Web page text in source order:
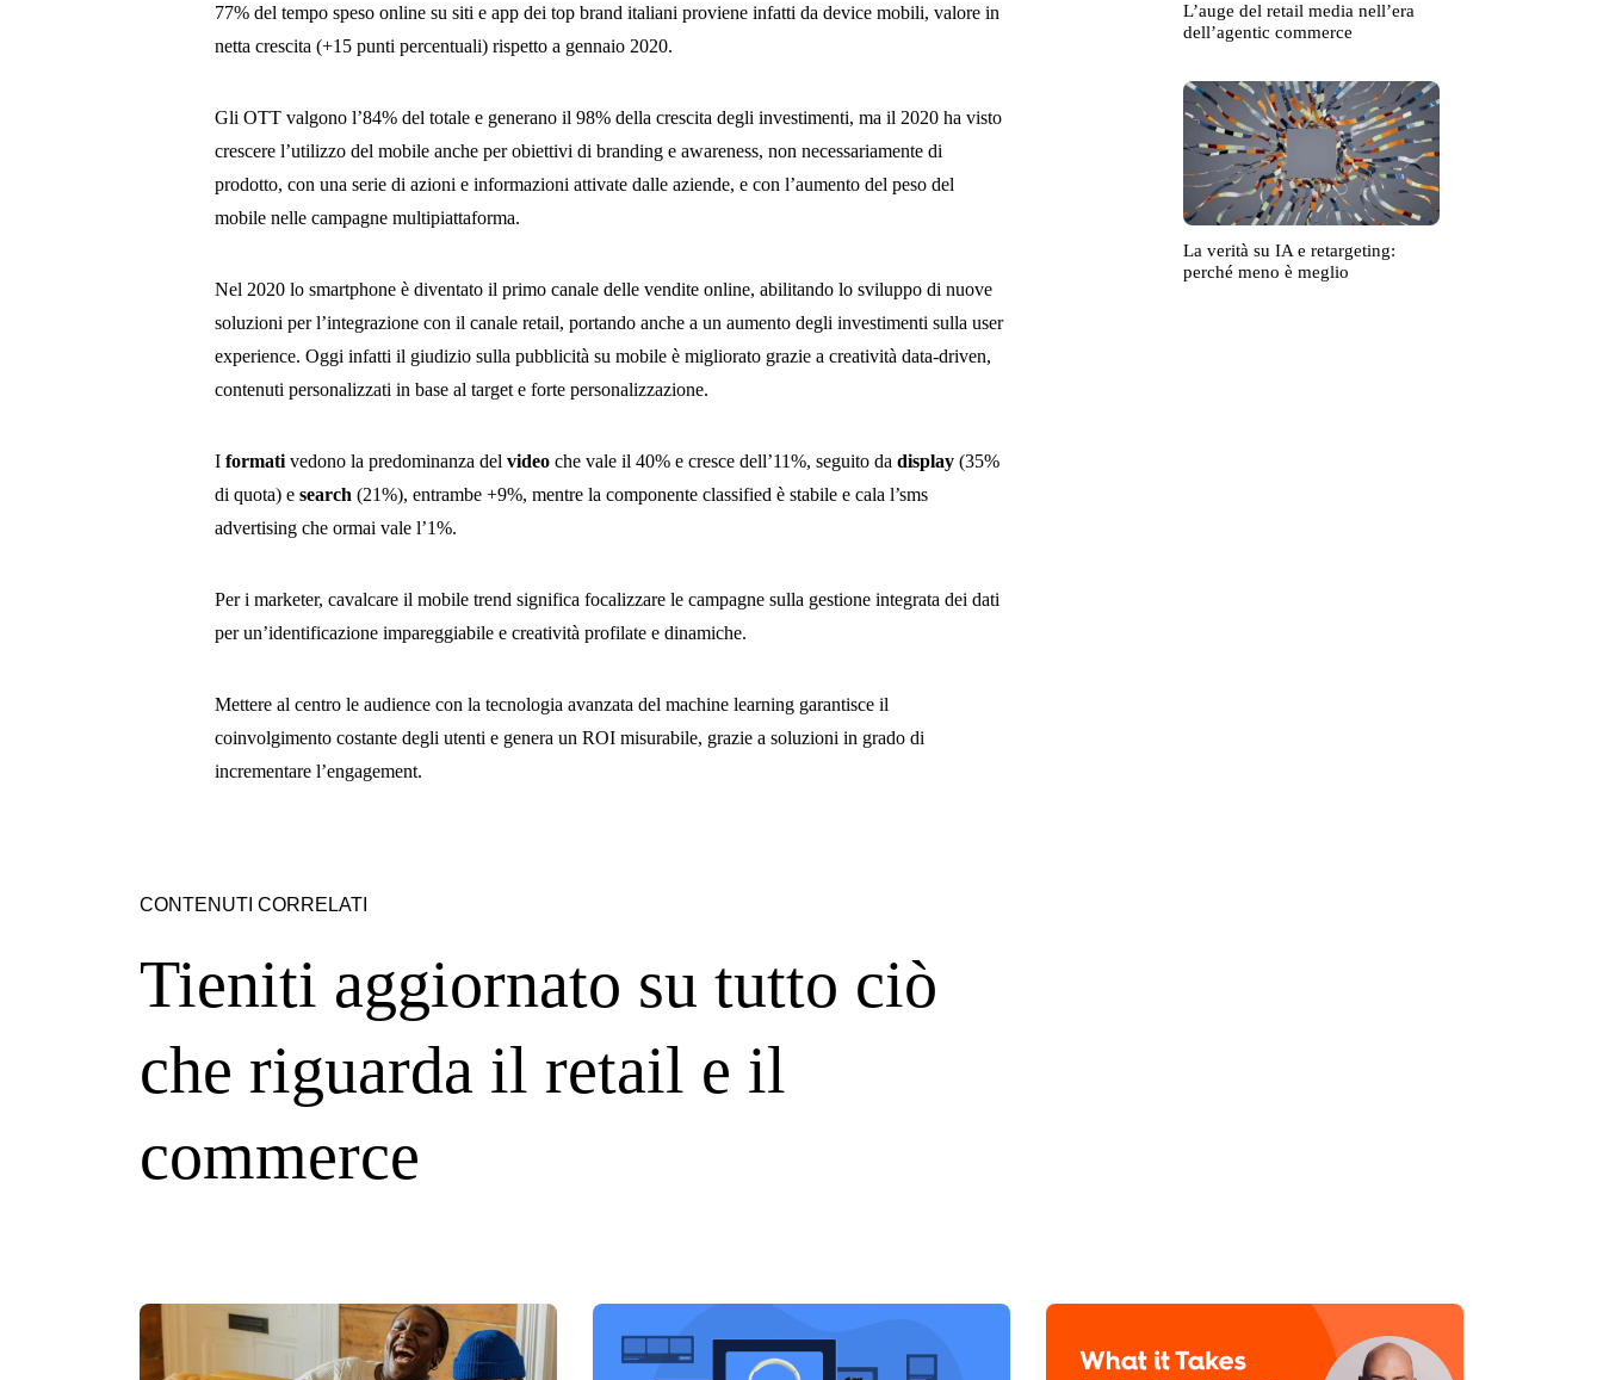
77% del tempo speso online su siti e app dei top brand italiani proviene infatti da device mobili, valore in
netta crescita (+15 punti percentuali) rispetto a gennaio 2020.
Gli OTT valgono l’84% del totale e generano il 98% della crescita degli investimenti, ma il 2020 ha visto
crescere l’utilizzo del mobile anche per obiettivi di branding e awareness, non necessariamente di
prodotto, con una serie di azioni e informazioni attivate dalle aziende, e con l’aumento del peso del
mobile nelle campagne multipiattaforma.
Nel 2020 lo smartphone è diventato il primo canale delle vendite online, abilitando lo sviluppo di nuove
soluzioni per l’integrazione con il canale retail, portando anche a un aumento degli investimenti sulla user
experience. Oggi infatti il giudizio sulla pubblicità su mobile è migliorato grazie a creatività data-driven,
contenuti personalizzati in base al target e forte personalizzazione.
Iformati vedono la predominanza delvideo che vale il 40% e cresce dell’11%, seguito dadisplay (35%
di quota) esearch (21%), entrambe +9%, mentre la componente classified è stabile e cala l’sms
advertising che ormai vale l’1%.
Per i marketer, cavalcare il mobile trend significa focalizzare le campagne sulla gestione integrata dei dati
per un’identificazione impareggiabile e creatività profilate e dinamiche.
Mettere al centro le audience con la tecnologia avanzata del machine learning garantisce il
coinvolgimento costante degli utenti e genera un ROI misurabile, grazie a soluzioni in grado di
incrementare l’engagement.
L’auge del retail media nell’era
dell’agentic commerce
La verità su IA e retargeting:
perché meno è meglio
CONTENUTI CORRELATI
Tieniti aggiornato su tutto ciò
che riguarda il retail e il
commerce